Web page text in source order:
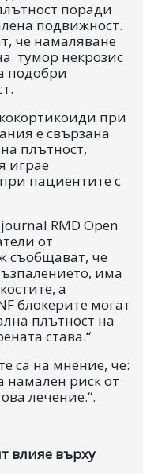
поради
подвижност.
че намаляване
тумор некрозис
подобри
при
е свързана
плътност,
играе
пациентите с
RMD Open
от
съобщават, че
има
а
блокерите могат
плътност на
става.“
са на мнение, че:
намален риск от
лечение.“.
влияе върху